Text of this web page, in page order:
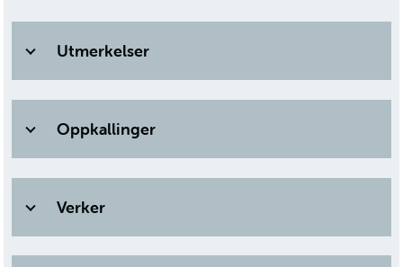
Utmerkelser
Oppkallinger
Verker